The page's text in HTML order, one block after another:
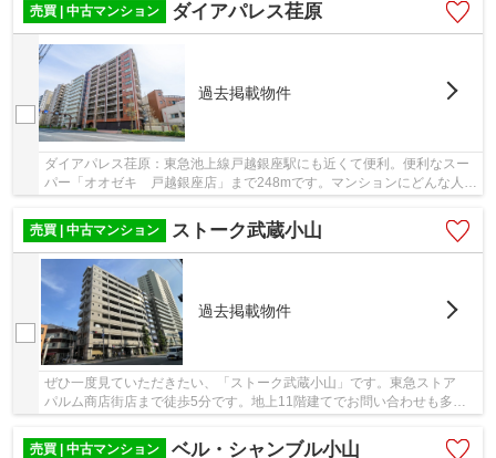
売買 | 中古マンション ダイアパレス荏原
過去掲載物件
ダイアパレス荏原：東急池上線戸越銀座駅にも近くて便利。便利なスー
パー「オオゼキ 戸越銀座店」まで248mです。マンションにどんな人が
売買 | 中古マンション
ストーク武蔵小山
過去掲載物件
ぜひ一度見ていただきたい、「ストーク武蔵小山」です。東急ストア
パルム商店街店まで徒歩5分です。地上11階建てでお問い合わせも多い
売買 | 中古マンション
ベル・シャンブル小山